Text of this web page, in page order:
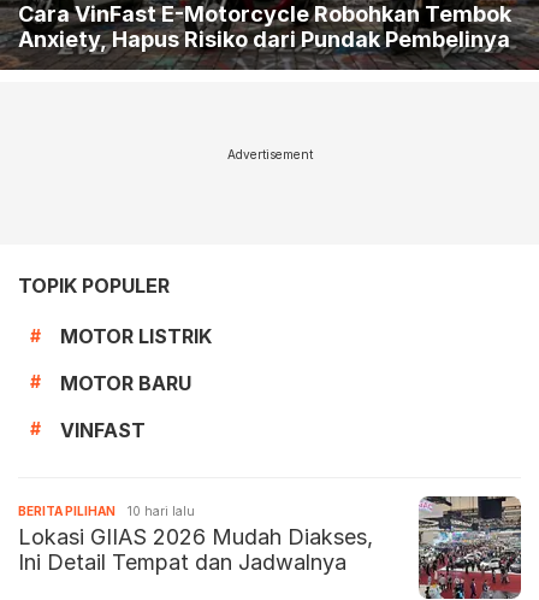
Cara VinFast E-Motorcycle Robohkan Tembok
Anxiety, Hapus Risiko dari Pundak Pembelinya
Advertisement
TOPIK POPULER
# MOTOR LISTRIK
# MOTOR BARU
# VINFAST
BERITA PILIHAN 10 hari lalu
Lokasi GIIAS 2026 Mudah Diakses,
Ini Detail Tempat dan Jadwalnya